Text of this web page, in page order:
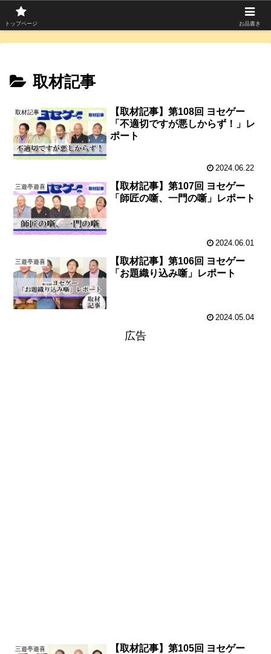
取材記事
取材記事
【取材記事】第108回 ヨセゲー
「不適切ですが悪しからず！」レ
ポート
2024.06.22
三遊亭遊喜
【取材記事】第107回 ヨセゲー
「師匠の噺、一門の噺」レポート
2024.06.01
三遊亭遊喜
【取材記事】第106回 ヨセゲー
「お題織り込み噺」レポート
2024.05.04
広告
三遊亭遊喜
【取材記事】第105回 ヨセゲー
トップページ お品書き